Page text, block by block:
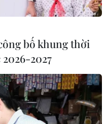
chiến
môtô, xe
rộng
Chí
bố khung thời
2027